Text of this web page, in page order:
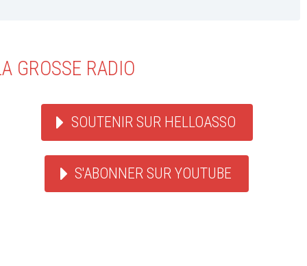
GROSSE RADIO
SOUTENIR SUR HELLOASSO
S'ABONNER SUR YOUTUBE